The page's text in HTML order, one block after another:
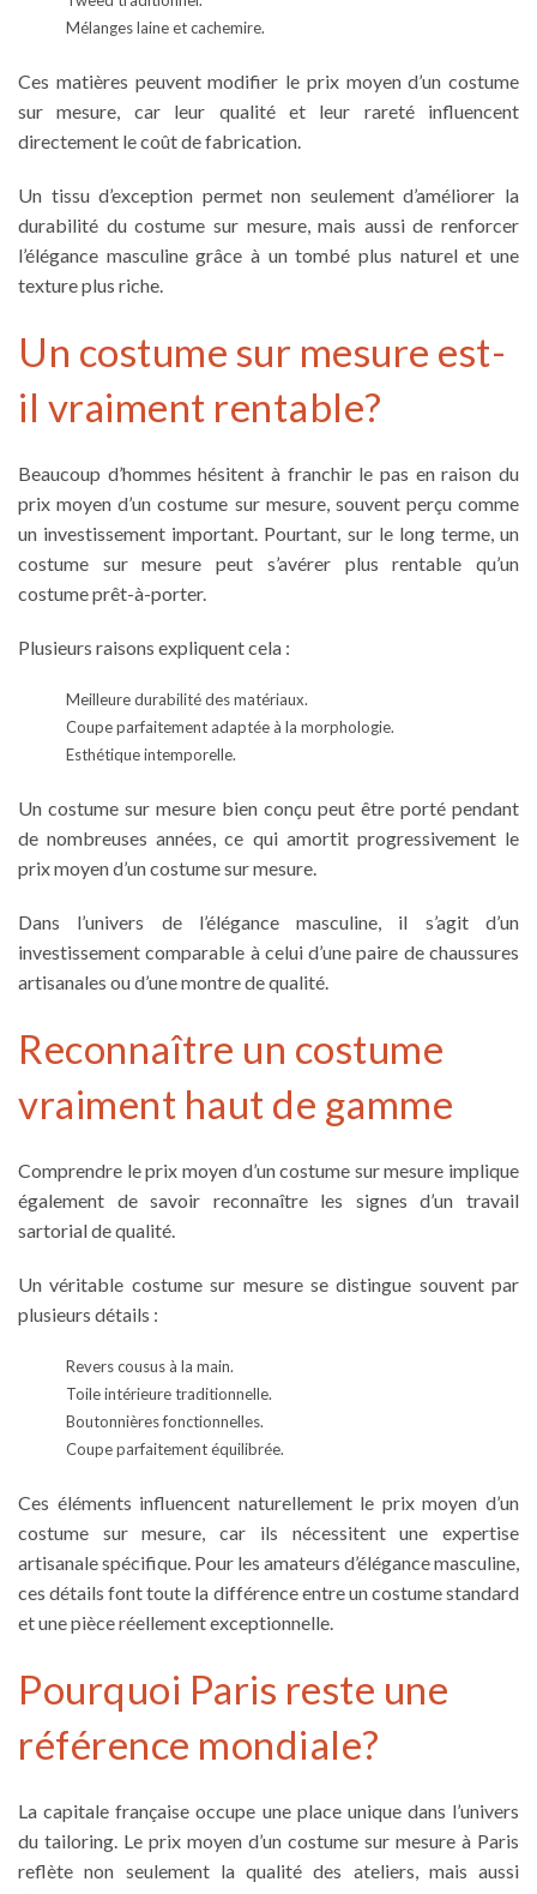
Mélanges laine et cachemire.
Ces matières peuvent modifier le prix moyen d’un costume
sur mesure, car leur qualité et leur rareté influencent
directement le coût de fabrication.
Un tissu d’exception permet non seulement d’améliorer la
durabilité du costume sur mesure, mais aussi de renforcer
l’élégance masculine grâce à un tombé plus naturel et une
texture plus riche.
Un costume sur mesure est-
il vraiment rentable?
Beaucoup d’hommes hésitent à franchir le pas en raison du
prix moyen d’un costume sur mesure, souvent perçu comme
un investissement important. Pourtant, sur le long terme, un
costume sur mesure peut s’avérer plus rentable qu’un
costume prêt-à-porter.
Plusieurs raisons expliquent cela :
Meilleure durabilité des matériaux.
Coupe parfaitement adaptée à la morphologie.
Esthétique intemporelle.
Un costume sur mesure bien conçu peut être porté pendant
de nombreuses années, ce qui amortit progressivement le
prix moyen d’un costume sur mesure.
Dans l’univers de l’élégance masculine, il s’agit d’un
investissement comparable à celui d’une paire de chaussures
artisanales ou d’une montre de qualité.
Reconnaître un costume
vraiment haut de gamme
Comprendre le prix moyen d’un costume sur mesure implique
également de savoir reconnaître les signes d’un travail
sartorial de qualité.
Un véritable costume sur mesure se distingue souvent par
plusieurs détails :
Revers cousus à la main.
Toile intérieure traditionnelle.
Boutonnières fonctionnelles.
Coupe parfaitement équilibrée.
Ces éléments influencent naturellement le prix moyen d’un
costume sur mesure, car ils nécessitent une expertise
artisanale spécifique. Pour les amateurs d’élégance masculine,
ces détails font toute la différence entre un costume standard
et une pièce réellement exceptionnelle.
Pourquoi Paris reste une
référence mondiale?
La capitale française occupe une place unique dans l’univers
du tailoring. Le prix moyen d’un costume sur mesure à Paris
reflète non seulement la qualité des ateliers, mais aussi